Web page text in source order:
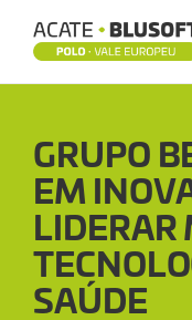
BENNER
INVESTE
EM
GRUPO
EM
LIDERAR
SAÚDE